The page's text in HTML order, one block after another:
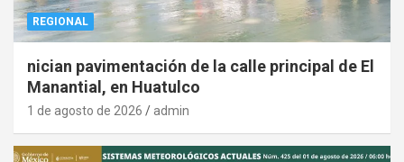
REGIONAL
nician pavimentación de la calle principal de El
Manantial, en Huatulco
1 de agosto de 2026 admin